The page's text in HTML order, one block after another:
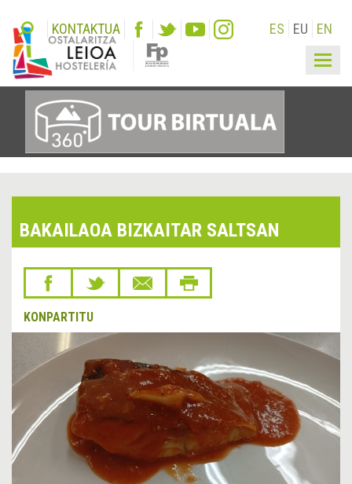
KONTAKTUA ES EU EN
BAKAILAOA BIZKAITAR SALTSAN
KONPARTITU